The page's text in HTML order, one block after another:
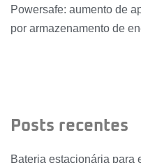
Powersafe: aumento de
por armazenamento de
Posts recentes
Bateria estacionária para